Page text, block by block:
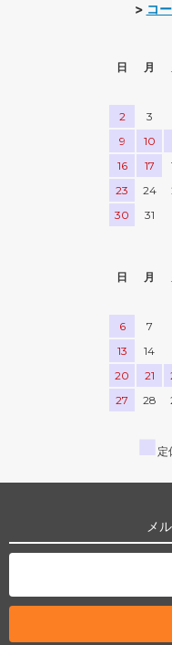
> コ
日
月
2
3
9
10
16
17
23
24
30
31
日
月
6
7
13
14
20
21
27
28
■ 定
メ